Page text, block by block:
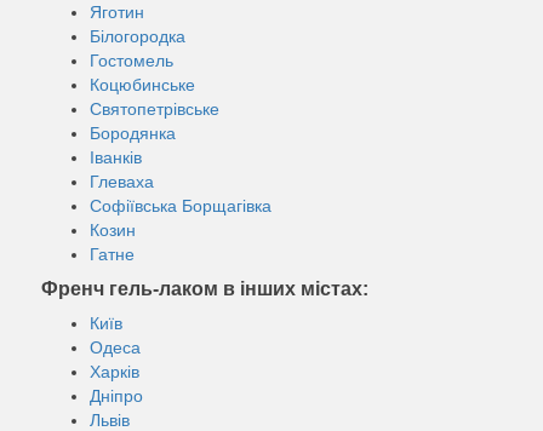
Яготин
Білогородка
Гостомель
Коцюбинське
Святопетрівське
Бородянка
Іванків
Глеваха
Софіївська Борщагівка
Козин
Гатне
Френч гель-лаком в інших містах:
Київ
Одеса
Харків
Дніпро
Львів